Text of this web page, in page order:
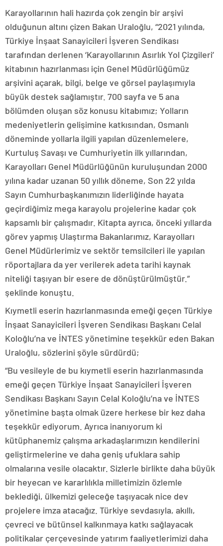
Karayollarının hali hazırda çok zengin bir arşivi
olduğunun altını çizen Bakan Uraloğlu, “2021 yılında,
Türkiye İnşaat Sanayicileri İşveren Sendikası
tarafından derlenen ‘Karayollarının Asırlık Yol Çizgileri’
kitabının hazırlanması için Genel Müdürlüğümüz
arşivini açarak, bilgi, belge ve görsel paylaşımıyla
büyük destek sağlamıştır. 700 sayfa ve 5 ana
bölümden oluşan söz konusu kitabımız; Yolların
medeniyetlerin gelişimine katkısından, Osmanlı
döneminde yollarla ilgili yapılan düzenlemelere,
Kurtuluş Savaşı ve Cumhuriyetin ilk yıllarından,
Karayolları Genel Müdürlüğünün kuruluşundan 2000
yılına kadar uzanan 50 yıllık döneme, Son 22 yılda
Sayın Cumhurbaşkanımızın liderliğinde hayata
geçirdiğimiz mega karayolu projelerine kadar çok
kapsamlı bir çalışmadır. Kitapta ayrıca, önceki yıllarda
görev yapmış Ulaştırma Bakanlarımız, Karayolları
Genel Müdürlerimiz ve sektör temsilcileri ile yapılan
röportajlara da yer verilerek adeta tarihi kaynak
niteliği taşıyan bir esere de dönüştürülmüştür.”
şeklinde konuştu.
Kıymetli eserin hazırlanmasında emeği geçen Türkiye
İnşaat Sanayicileri İşveren Sendikası Başkanı Celal
Koloğlu’na ve İNTES yönetimine teşekkür eden Bakan
Uraloğlu, sözlerini şöyle sürdürdü;
“Bu vesileyle de bu kıymetli eserin hazırlanmasında
emeği geçen Türkiye İnşaat Sanayicileri İşveren
Sendikası Başkanı Sayın Celal Koloğlu’na ve İNTES
yönetimine başta olmak üzere herkese bir kez daha
teşekkür ediyorum. Ayrıca inanıyorum ki
kütüphanemiz çalışma arkadaşlarımızın kendilerini
geliştirmelerine ve daha geniş ufuklara sahip
olmalarına vesile olacaktır. Sizlerle birlikte daha büyük
bir heyecan ve kararlılıkla milletimizin özlemle
beklediği, ülkemizi geleceğe taşıyacak nice dev
projelere imza atacağız. Türkiye sevdasıyla, akıllı,
çevreci ve bütünsel kalkınmaya katkı sağlayacak
politikalar çerçevesinde yatırım faaliyetlerimizi daha